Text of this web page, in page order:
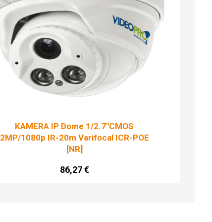
KAMERA IP Dome 1/2.7″CMOS
2MP/1080p IR-20m Varifocal ICR-POE
[NR]
86,27€
Dodaj u košaricu